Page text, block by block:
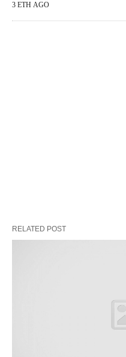
3 ΈΤΗ AGO
RELATED POST